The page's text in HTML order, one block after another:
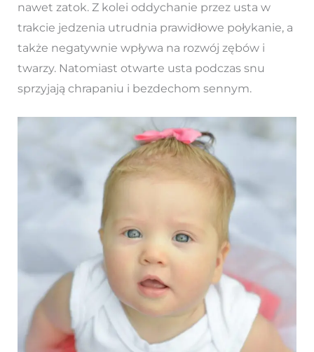
nawet zatok. Z kolei oddychanie przez usta w
trakcie jedzenia utrudnia prawidłowe połykanie, a
także negatywnie wpływa na rozwój zębów i
twarzy. Natomiast otwarte usta podczas snu
sprzyjają chrapaniu i bezdechom sennym.